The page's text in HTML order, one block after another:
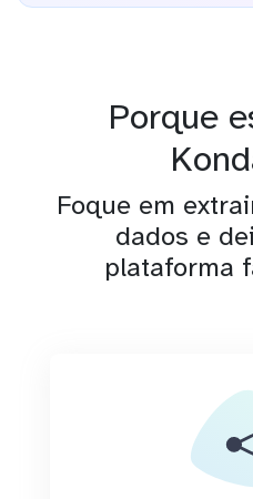
Porque
Foque em
dados e
plataforma